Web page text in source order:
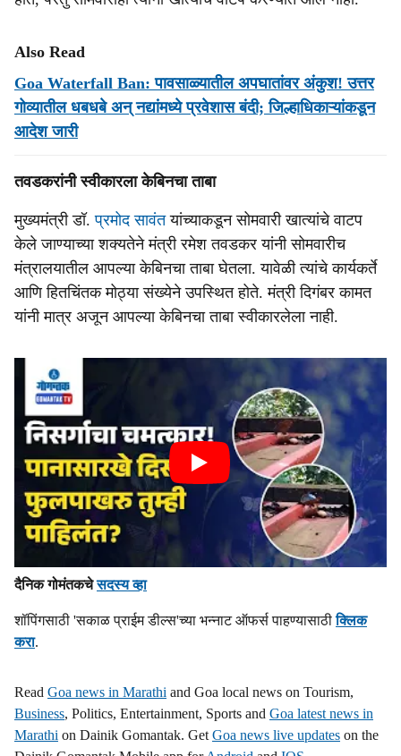
Also Read
Goa Waterfall Ban: पावसाळ्यातील अपघातांवर अंकुश! उत्तर
गोव्यातील धबधबे अन् नद्यांमध्ये प्रवेशास बंदी; जिल्हाधिकाऱ्यांकडून
आदेश जारी
तवडकरांनी स्‍वीकारला केबिनचा ताबा
मुख्‍यमंत्री डॉ.प्रमोद सावंतयांच्‍याकडून सोमवारी खात्‍यांचे वाटप
केले जाण्‍याच्‍या शक्‍यतेने मंत्री रमेश तवडकर यांनी सोमवारीच
मंत्रालयातील आपल्‍या केबिनचा ताबा घेतला. यावेळी त्‍यांचे कार्यकर्ते
आणि हितचिंतक मोठ्या संख्‍येने उपस्‍थित होते. मंत्री दिगंबर कामत
यांनी मात्र अजून आपल्‍या केबिनचा ताबा स्‍वीकारलेला नाही.
दैनिक गोमंतकचेसदस्य व्हा
शॉपिंगसाठी 'सकाळ प्राईम डील्स'च्या भन्नाट ऑफर्स पाहण्यासाठीक्लिक
करा.
Read Goa news in Marathi and Goa local news on Tourism,
Business, Politics, Entertainment, Sports and Goa latest news in
Marathi on Dainik Gomantak. Get Goa news live updates on the